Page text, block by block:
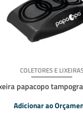
COLETORES E
papacopo
Adicionar ao